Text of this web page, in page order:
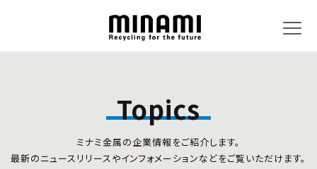
CSR情報
事業内容
リサイクルサービス
小型家電リサイクル法
Topics
ミナミ金属の企業情報をご紹介します。
最新のニュースリリースやインフォメーションなどをご覧いただけます。